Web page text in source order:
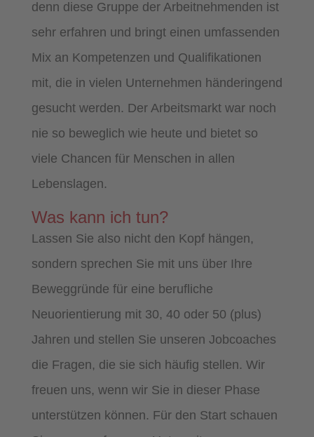
denn diese Gruppe der Arbeitnehmenden ist
sehr erfahren und bringt einen umfassenden
Mix an Kompetenzen und Qualifikationen
mit, die in vielen Unternehmen händeringend
gesucht werden. Der Arbeitsmarkt war noch
nie so beweglich wie heute und bietet so
viele Chancen für Menschen in allen
Lebenslagen.
Was kann ich tun?
Lassen Sie also nicht den Kopf hängen,
sondern sprechen Sie mit uns über Ihre
Beweggründe für eine berufliche
Neuorientierung mit 30, 40 oder 50 (plus)
Jahren und stellen Sie unseren Jobcoaches
die Fragen, die sie sich häufig stellen. Wir
freuen uns, wenn wir Sie in dieser Phase
unterstützen können. Für den Start schauen